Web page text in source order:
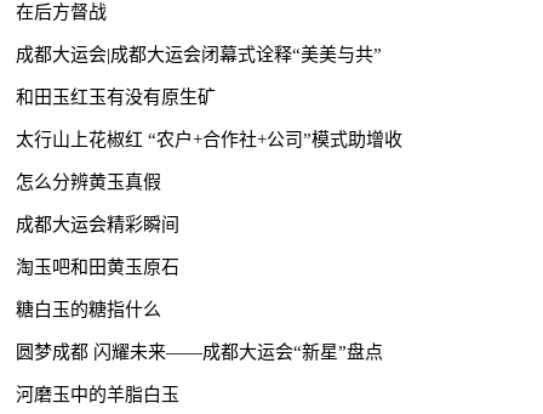
在后方督战
成都大运会|成都大运会闭幕式诠释“美美与共”
和田玉红玉有没有原生矿
太行山上花椒红 “农户+合作社+公司”模式助增收
怎么分辨黄玉真假
成都大运会精彩瞬间
淘玉吧和田黄玉原石
糖白玉的糖指什么
圆梦成都 闪耀未来——成都大运会“新星”盘点
河磨玉中的羊脂白玉